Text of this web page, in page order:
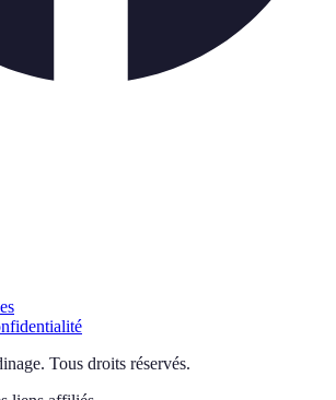
. Tous droits réservés.